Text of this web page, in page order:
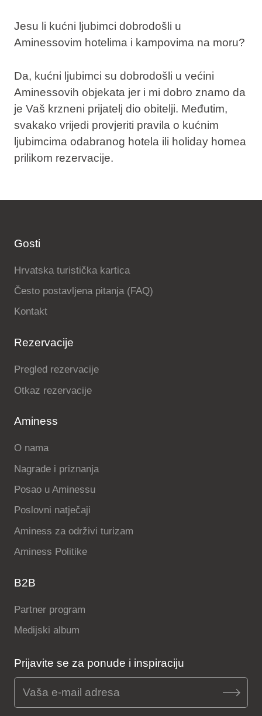
Jesu li kućni ljubimci dobrodošli u
Aminessovim hotelima i kampovima na moru?
Da, kućni ljubimci su dobrodošli u većini
Aminessovih objekata jer i mi dobro znamo da
je Vaš krzneni prijatelj dio obitelji. Međutim,
svakako vrijedi provjeriti pravila o kućnim
ljubimcima odabranog hotela ili holiday homea
prilikom rezervacije.
Gosti
Hrvatska turistička kartica
Često postavljena pitanja (FAQ)
Kontakt
Rezervacije
Pregled rezervacije
Otkaz rezervacije
Aminess
O nama
Nagrade i priznanja
Posao u Aminessu
Poslovni natječaji
Aminess za održivi turizam
Aminess Politike
B2B
Partner program
Medijski album
Prijavite se za ponude i inspiraciju